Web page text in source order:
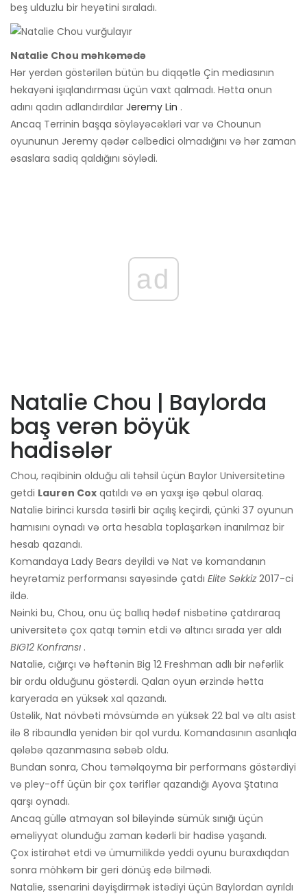
beş ulduzlu bir heyətini sıraladı.
Natalie Chou məhkəmədə
Hər yerdən göstərilən bütün bu diqqətlə Çin mediasının
hekayəni işıqlandırması üçün vaxt qalmadı. Hətta onun
adını qadın adlandırdılar Jeremy Lin .
Ancaq Terrinin başqa söyləyəcəkləri var və Chounun
oyununun Jeremy qədər cəlbedici olmadığını və hər zaman
əsaslara sadiq qaldığını söylədi.
ad
Natalie Chou | Baylorda
baş verən böyük
hadisələr
Chou, rəqibinin olduğu ali təhsil üçün Baylor Universitetinə
getdi Lauren Cox qatıldı və ən yaxşı işə qəbul olaraq.
Natalie birinci kursda təsirli bir açılış keçirdi, çünki 37 oyunun
hamısını oynadı və orta hesabla toplaşarkən inanılmaz bir
hesab qazandı.
Komandaya Lady Bears deyildi və Nat və komandanın
heyrətamiz performansı sayəsində çatdı Elite Səkkiz2017-ci
ildə.
Nəinki bu, Chou, onu üç ballıq hədəf nisbətinə çatdıraraq
universitetə ​​çox qatqı təmin etdi və altıncı sırada yer aldı
BIG12 Konfransı .
Natalie, cığırçı və həftənin Big 12 Freshman adlı bir nəfərlik
bir ordu olduğunu göstərdi. Qalan oyun ərzində hətta
karyerada ən yüksək xal qazandı.
Üstəlik, Nat növbəti mövsümdə ən yüksək 22 bal və altı asist
ilə 8 ribaundla yenidən bir qol vurdu. Komandasının asanlıqla
qələbə qazanmasına səbəb oldu.
Bundan sonra, Chou təməlqoyma bir performans göstərdiyi
və pley-off üçün bir çox təriflər qazandığı Ayova Ştatına
qarşı oynadı.
Ancaq güllə atmayan sol biləyində sümük sınığı üçün
əməliyyat olunduğu zaman kədərli bir hadisə yaşandı.
Çox istirahət etdi və ümumilikdə yeddi oyunu buraxdıqdan
sonra möhkəm bir geri dönüş edə bilmədi.
Natalie, ssenarini dəyişdirmək istədiyi üçün Baylordan ayrıldı